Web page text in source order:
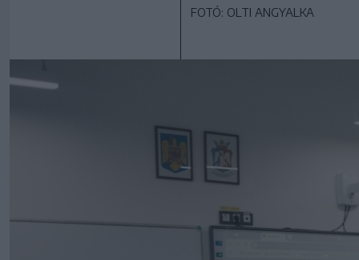
FOTÓ: OLTI ANGYALKA